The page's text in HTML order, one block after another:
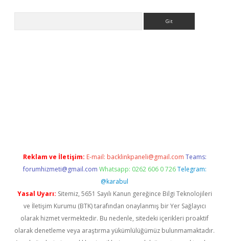
Reklam ve İletişim: E-mail: backlinkpaneli@gmail.com Teams:
forumhizmeti@gmail.com Whatsapp: 0262 606 0 726 Telegram:
@karabul
Yasal Uyarı: Sitemiz, 5651 Sayılı Kanun gereğince Bilgi Teknolojileri
ve İletişim Kurumu (BTK) tarafından onaylanmış bir Yer Sağlayıcı
olarak hizmet vermektedir. Bu nedenle, sitedeki içerikleri proaktif
olarak denetleme veya araştırma yükümlülüğümüz bulunmamaktadır.